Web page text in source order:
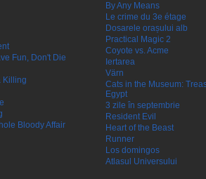
Fun, Don't Die
Killing
Bloody Affair
By Any Means
Le crime du 3e étage
Dosarele orașului alb
Practical Magic 2
Coyote vs. Acme
Iertarea
Värn
Cats in the Museum:
Egypt
3 zile în septembrie
Resident Evil
Heart of the Beast
Runner
Los domingos
Atlasul Universului